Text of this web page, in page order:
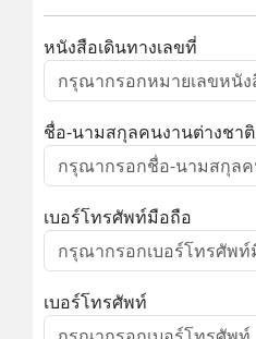
หนังสือเดินทางเลขที่
ชื่อ-นามสกุลคนงานต่างชาติ
เบอร์โทรศัพท์มือถือ
เบอร์โทรศัพท์